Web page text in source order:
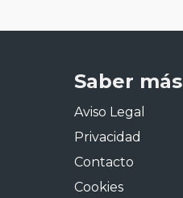
Saber más
Aviso Legal
Privacidad
Contacto
Cookies